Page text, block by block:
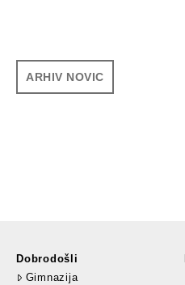
ARHIV NOVIC
Dobrodošli
Gimnazija